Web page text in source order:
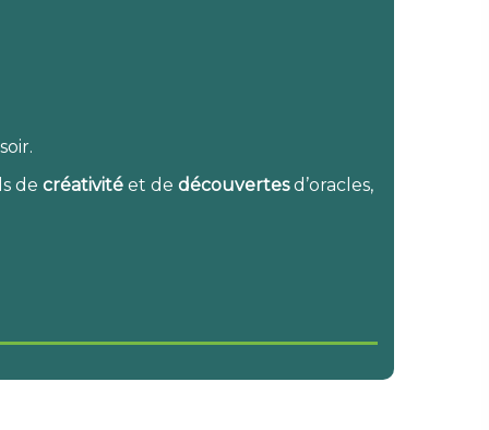
de créativité et de découvertesd’oracles,